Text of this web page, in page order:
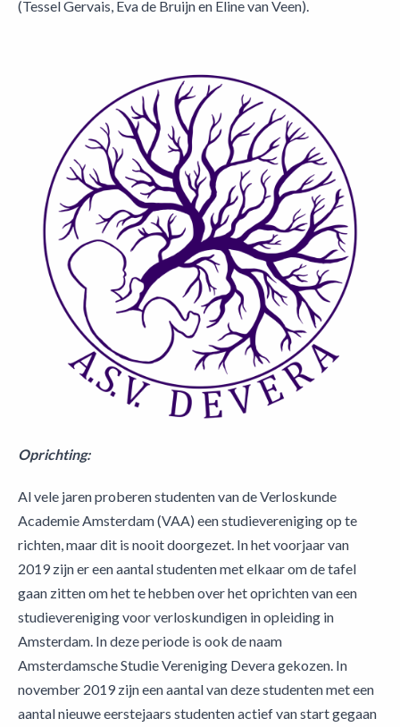
(Tessel Gervais, Eva de Bruijn en Eline van Veen).
Oprichting:
Al vele jaren proberen studenten van de Verloskunde
Academie Amsterdam (VAA) een studievereniging op te
richten, maar dit is nooit doorgezet. In het voorjaar van
2019 zijn er een aantal studenten met elkaar om de tafel
gaan zitten om het te hebben over het oprichten van een
studievereniging voor verloskundigen in opleiding in
Amsterdam. In deze periode is ook de naam
Amsterdamsche Studie Vereniging Devera gekozen. In
november 2019 zijn een aantal van deze studenten met een
aantal nieuwe eerstejaars studenten actief van start gegaan